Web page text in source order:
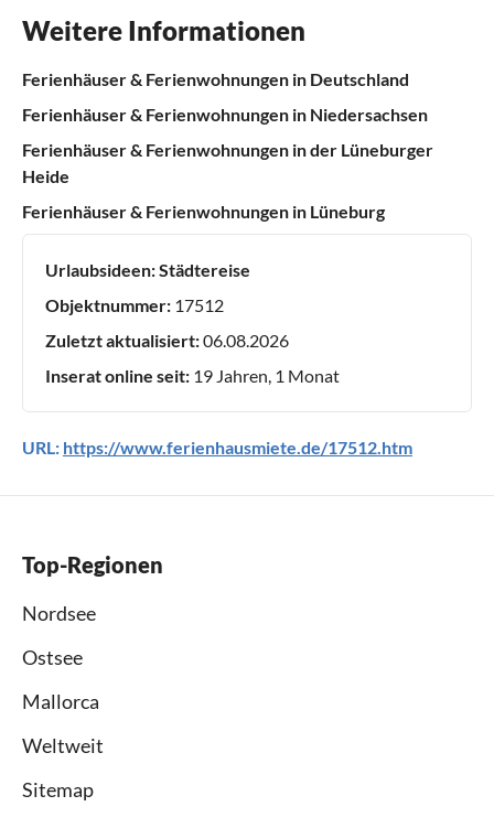
Weitere Informationen
Ferienhäuser & Ferienwohnungen in Deutschland
Ferienhäuser & Ferienwohnungen in Niedersachsen
Ferienhäuser & Ferienwohnungen in der Lüneburger
Heide
Ferienhäuser & Ferienwohnungen in Lüneburg
Urlaubsideen:Städtereise
Objektnummer: 17512
Zuletzt aktualisiert:06.08.2026
Inserat online seit: 19 Jahren, 1 Monat
URL: https://www.ferienhausmiete.de/17512.htm
Top-Regionen
Nordsee
Ostsee
Mallorca
Weltweit
Sitemap